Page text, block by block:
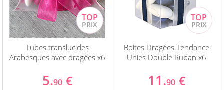
Tubes translucides
Arabesques avec dragées x6
5.90 €
Boites Dragées Tendance
Unies Double Ruban x6
11.90 €